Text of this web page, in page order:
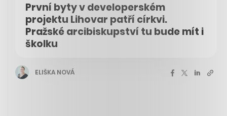
První byty v developerském
projektu Lihovar patří církvi.
Pražské arcibiskupství tu bude mít i
školku
ELIŠKA NOVÁ